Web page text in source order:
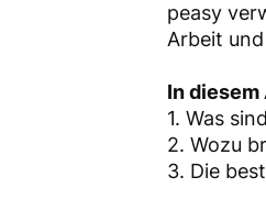
peasy
Arbeit
In
1. Was
2. Wozu
3. Die